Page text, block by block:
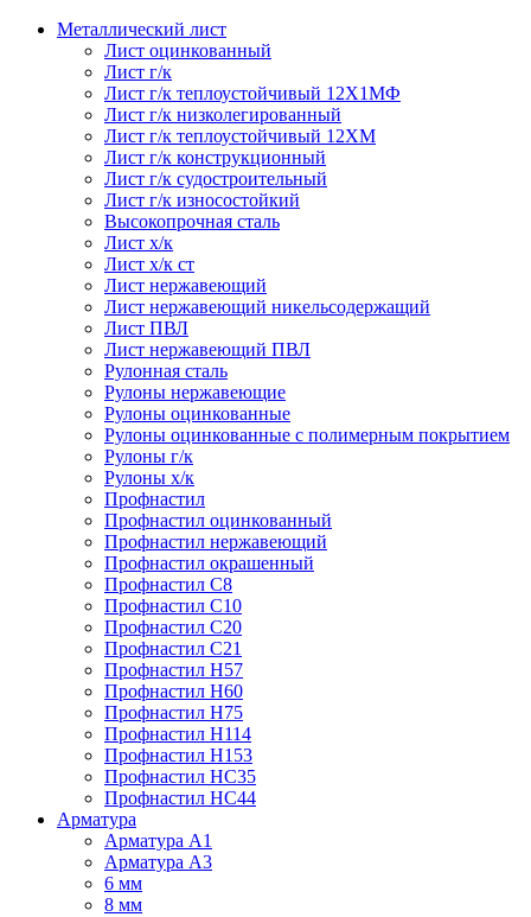
Металлический лист
Лист оцинкованный
Лист г/к
Лист г/к теплоустойчивый 12Х1МФ
Лист г/к низколегированный
Лист г/к теплоустойчивый 12ХМ
Лист г/к конструкционный
Лист г/к судостроительный
Лист г/к износостойкий
Высокопрочная сталь
Лист х/к
Лист х/к ст
Лист нержавеющий
Лист нержавеющий никельсодержащий
Лист ПВЛ
Лист нержавеющий ПВЛ
Рулонная сталь
Рулоны нержавеющие
Рулоны оцинкованные
Рулоны оцинкованные с полимерным покрытием
Рулоны г/к
Рулоны х/к
Профнастил
Профнастил оцинкованный
Профнастил нержавеющий
Профнастил окрашенный
Профнастил С8
Профнастил С10
Профнастил С20
Профнастил С21
Профнастил Н57
Профнастил Н60
Профнастил Н75
Профнастил Н114
Профнастил Н153
Профнастил НС35
Профнастил НС44
Арматура
Арматура А1
Арматура А3
6 мм
8 мм